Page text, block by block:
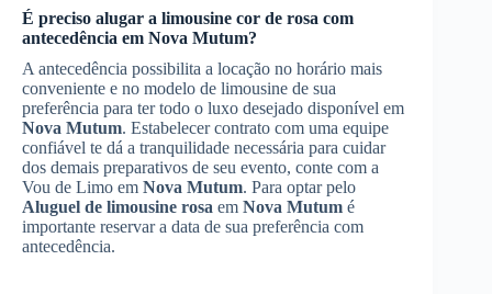
É preciso alugar a limousine cor de rosa com
antecedência em Nova Mutum?
A antecedência possibilita a locação no horário mais
conveniente e no modelo de limousine de sua
preferência para ter todo o luxo desejado disponível em
Nova Mutum. Estabelecer contrato com uma equipe
confiável te dá a tranquilidade necessária para cuidar
dos demais preparativos de seu evento, conte com a
Vou de Limo em Nova Mutum. Para optar pelo
Aluguel de limousine rosa em Nova Mutum é
importante reservar a data de sua preferência com
antecedência.